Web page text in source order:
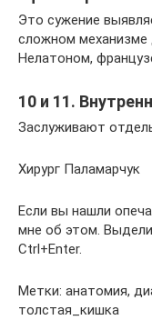
Это сужение
сложном механизме
Нелатоном,
10 и 11.
Заслуживают
Хирург Паламарчук
Если вы нашли
мне об этом.
Ctrl+Enter.
Метки: анатомия,
толстая_кишка